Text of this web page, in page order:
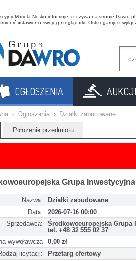
Mariola Nosko informuje, iż używa na stronie
ustawienia swojej przeglądarki. Ostrzegamy, iż
OGŁOSZENIA
› Ogloszenia › Działki zabudowane
Położenie przedmiotu
Grupa
Nazwa:
Działki zabudowane
Data:
2026-07-16 00:00
Sprzedawca:
Środkowoeuropejska Grupa
tel. +48 32 555 02 37
wywoławcza
0,00 zł
licytacji:
Przetarg ofertowy